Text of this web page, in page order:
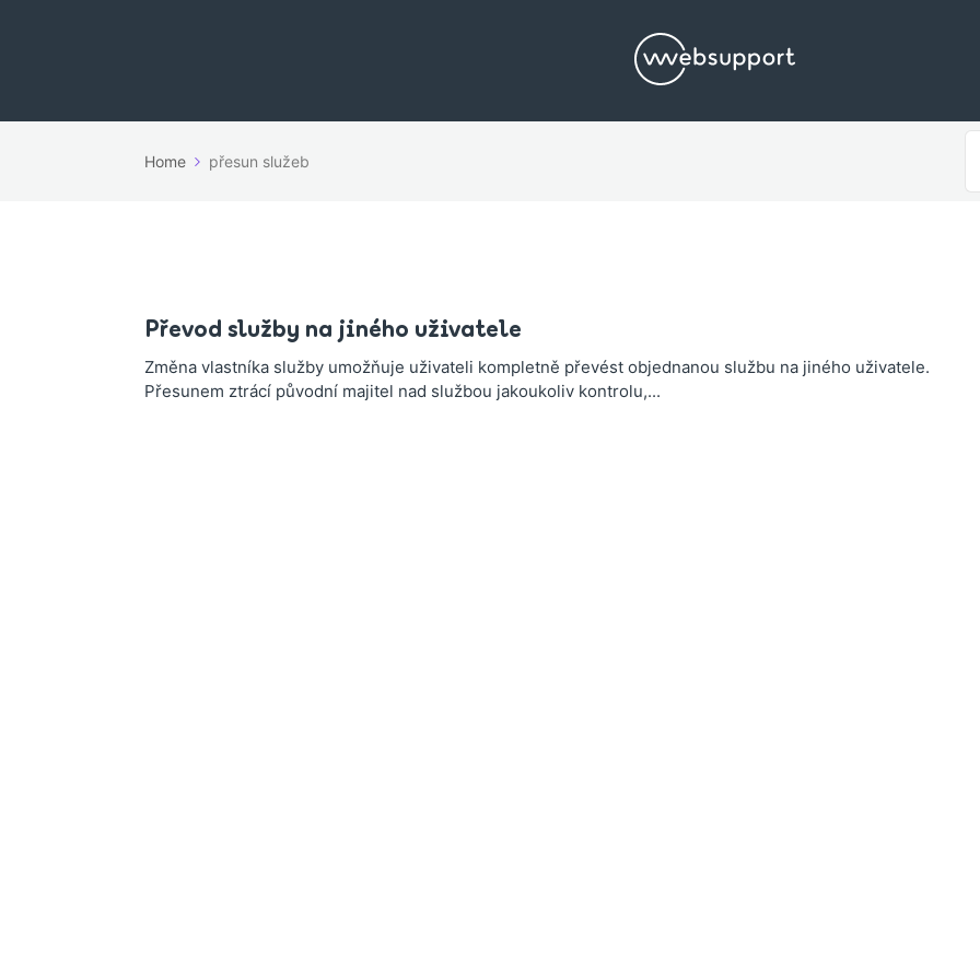
Home přesun služeb
Převod služby na jiného uživatele
Změna vlastníka služby umožňuje uživateli kompletně převést objednanou službu na jiného uživatele.
Přesunem ztrácí původní majitel nad službou jakoukoliv kontrolu,...